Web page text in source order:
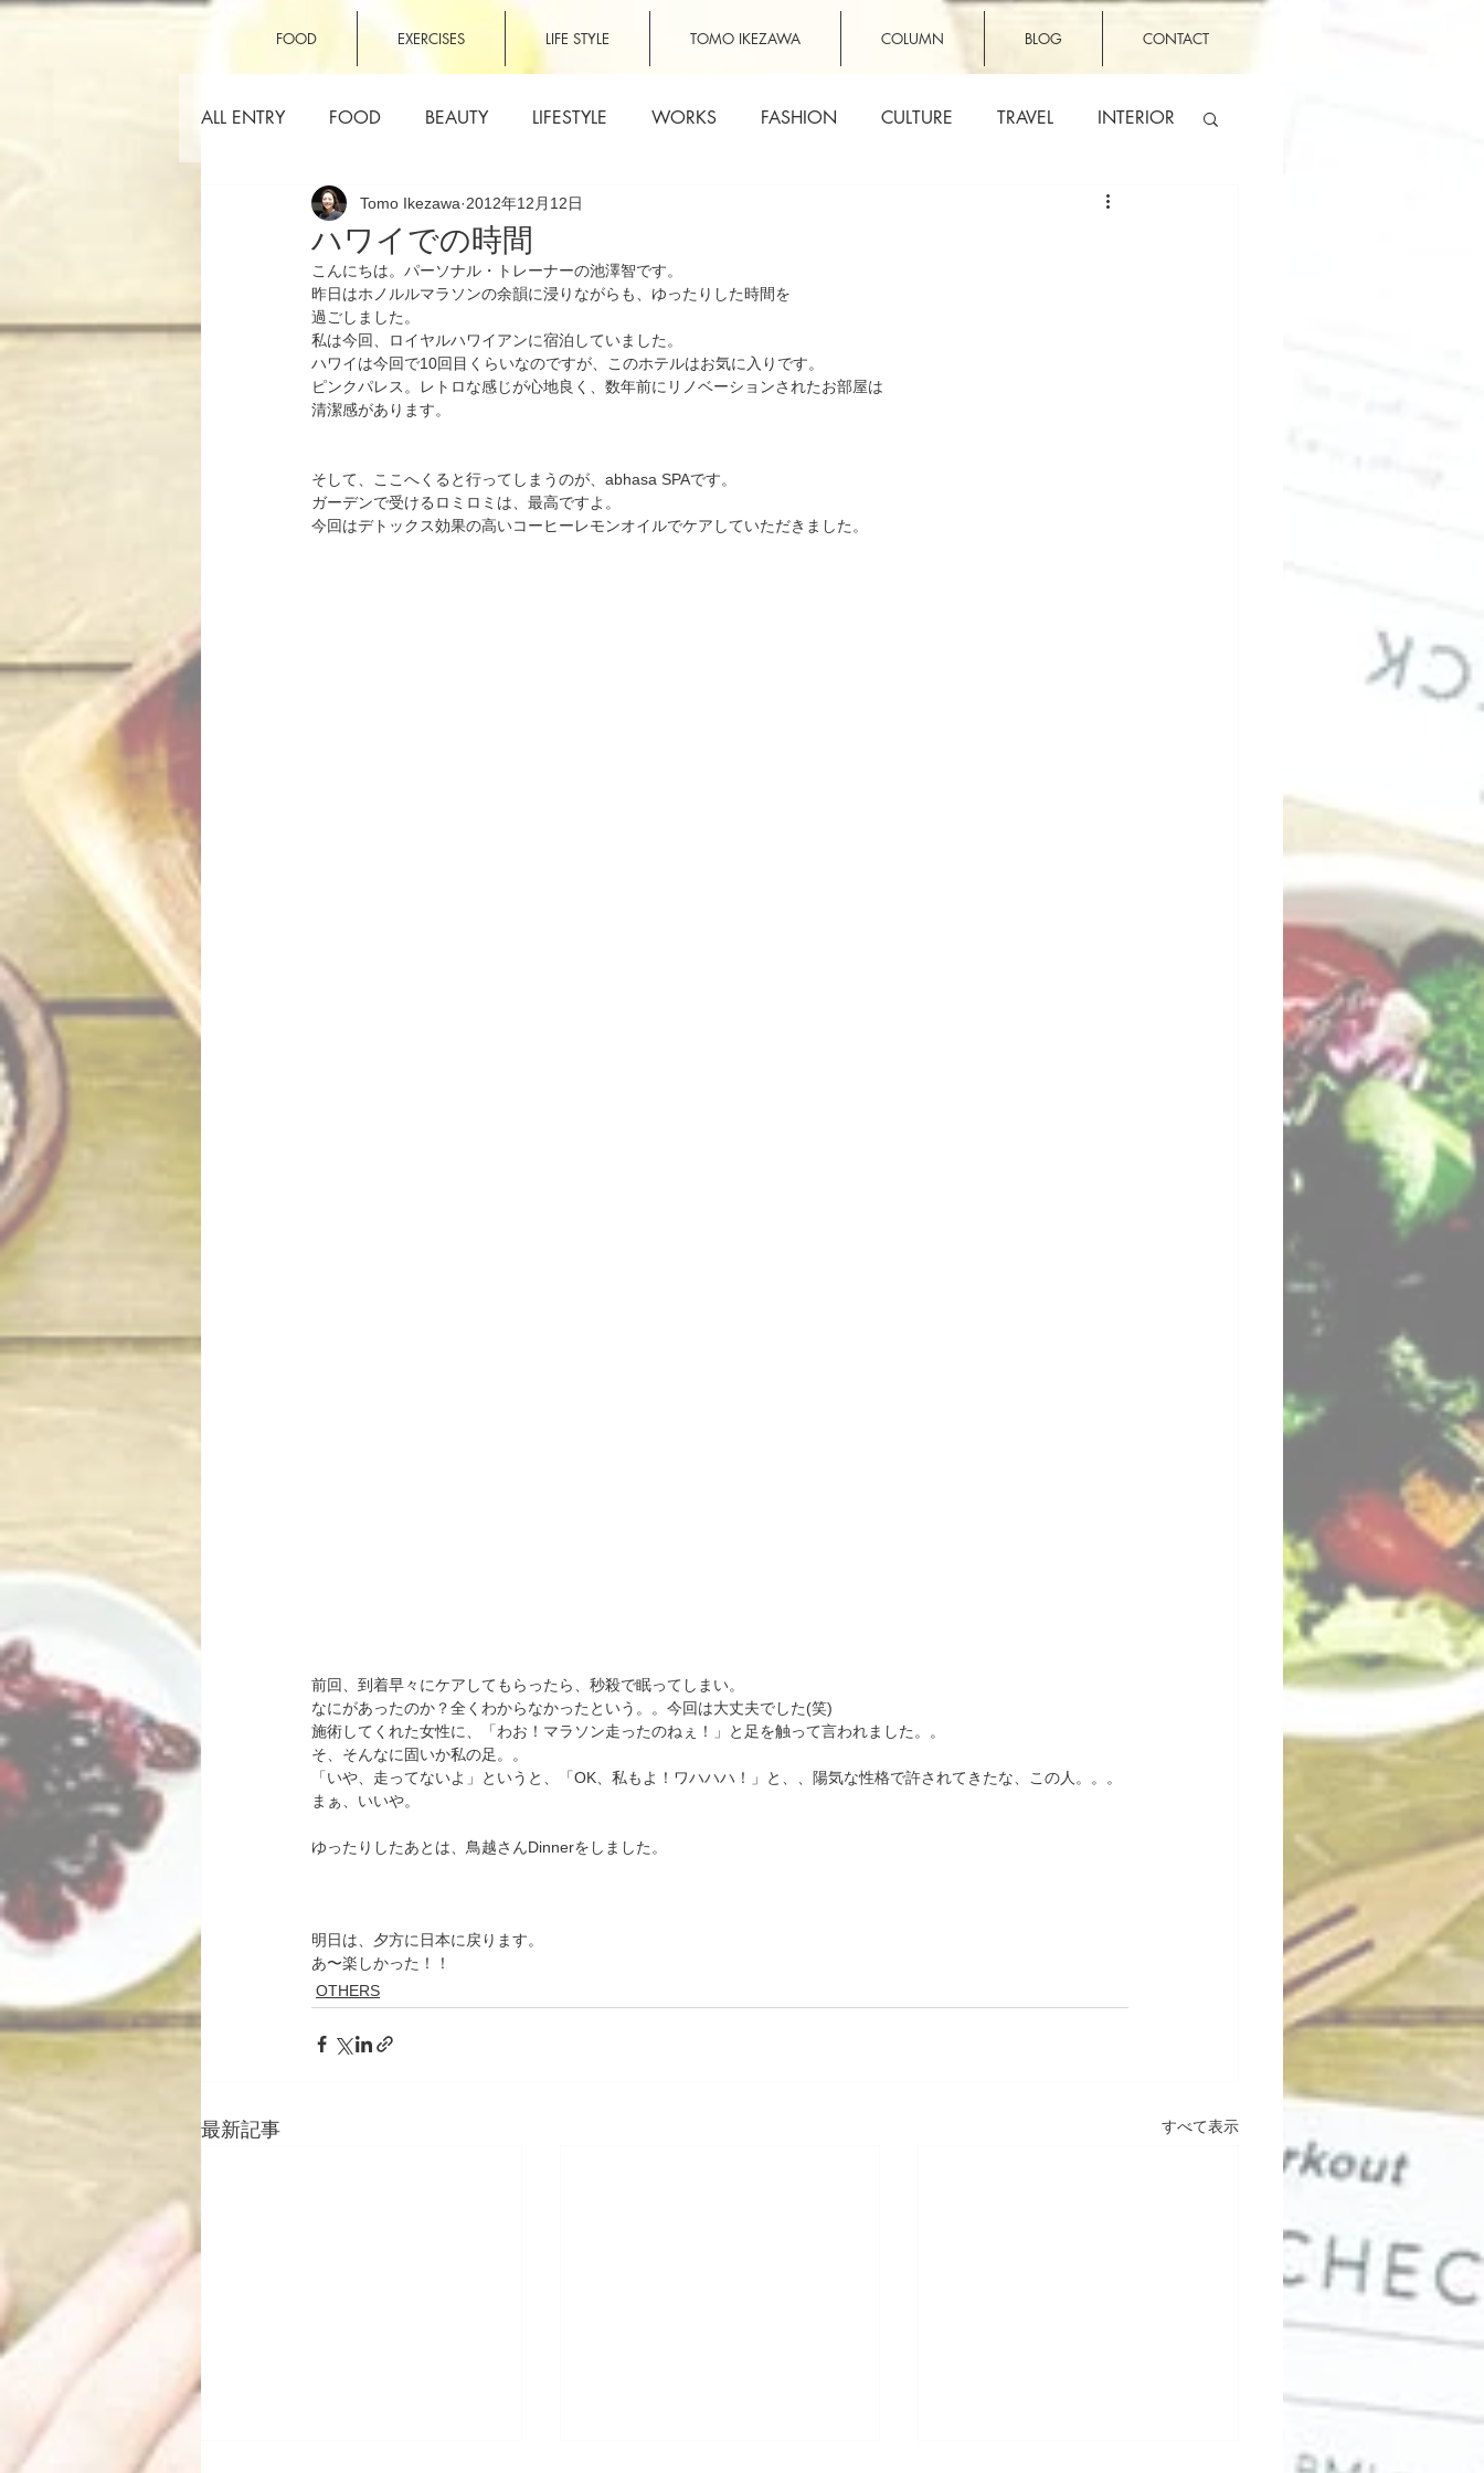
FOOD EXERCISES LIFE STYLE TOMO IKEZAWA COLUMN BLOG CONTACT
ALL ENTRY FOOD BEAUTY LIFESTYLE WORKS FASHION CULTURE TRAVEL INTERIOR
ハワイでの時間
Tomo Ikezawa 2012年12月12日
こんにちは。パーソナル・トレーナーの池澤智です。
昨日はホノルルマラソンの余韻に浸りながらも、ゆったりした時間を
過ごしました。
私は今回、ロイヤルハワイアンに宿泊していました。
ハワイは今回で10回目くらいなのですが、このホテルはお気に入りです。
ピンクパレス。レトロな感じが心地良く、数年前にリノベーションされたお部屋は
清潔感があります。
そして、ここへくると行ってしまうのが、abhasa SPAです。
ガーデンで受けるロミロミは、最高ですよ。
今回はデトックス効果の高いコーヒーレモンオイルでケアしていただきました。
前回、到着早々にケアしてもらったら、秒殺で眠ってしまい。
なにがあったのか？全くわからなかったという。。今回は大丈夫でした(笑)
施術してくれた女性に、「わお！マラソン走ったのねぇ！」と足を触って言われました。。
そ、そんなに固いか私の足。。
「いや、走ってないよ」というと、「OK、私もよ！ワハハハ！」と、、陽気な性格で許されてきたな、この人。。。
まぁ、いいや。
ゆったりしたあとは、鳥越さんDinnerをしました。
明日は、夕方に日本に戻ります。
あ〜楽しかった！！
OTHERS
最新記事 すべて表示